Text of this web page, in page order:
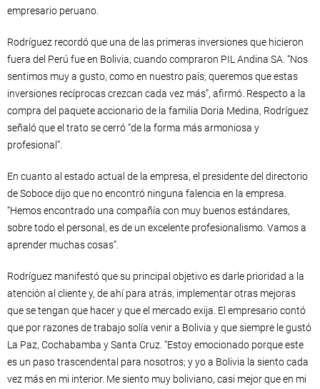
empresario peruano.
Rodríguez recordó que una de las primeras inversiones que hicieron
fuera del Perú fue en Bolivia, cuando compraron PIL Andina SA. “Nos
sentimos muy a gusto, como en nuestro país; queremos que estas
inversiones recíprocas crezcan cada vez más”, afirmó. Respecto a la
compra del paquete accionario de la familia Doria Medina, Rodríguez
señaló que el trato se cerró “de la forma más armoniosa y
profesional”.
En cuanto al estado actual de la empresa, el presidente del directorio
de Soboce dijo que no encontró ninguna falencia en la empresa.
“Hemos encontrado una compañía con muy buenos estándares,
sobre todo el personal, es de un excelente profesionalismo. Vamos a
aprender muchas cosas”.
Rodríguez manifestó que su principal objetivo es darle prioridad a la
atención al cliente y, de ahí para atrás, implementar otras mejoras
que se tengan que hacer y que el mercado exija. El empresario contó
que por razones de trabajo solía venir a Bolivia y que siempre le gustó
La Paz, Cochabamba y Santa Cruz. “Estoy emocionado porque este
es un paso trascendental para nosotros; y yo a Bolivia la siento cada
vez más en mi interior. Me siento muy boliviano, casi mejor que en mi